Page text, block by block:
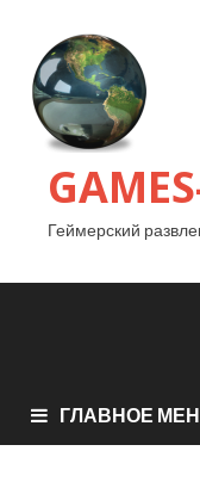
Геймерский
ГЛАВНОЕ